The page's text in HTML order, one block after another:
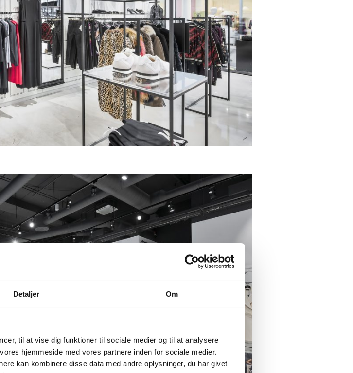
Detaljer Om
til at vise dig funktioner til sociale medier og til at analysere
hjemmeside med vores partnere inden for sociale medier,
kan kombinere disse data med andre oplysninger, du har givet